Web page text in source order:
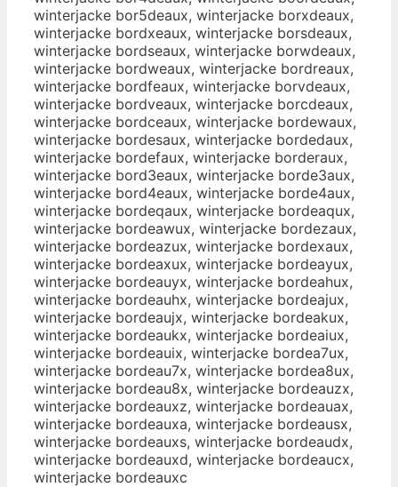
winterjacke bor5deaux, winterjacke borxdeaux,
winterjacke bordxeaux, winterjacke borsdeaux,
winterjacke bordseaux, winterjacke borwdeaux,
winterjacke bordweaux, winterjacke bordreaux,
winterjacke bordfeaux, winterjacke borvdeaux,
winterjacke bordveaux, winterjacke borcdeaux,
winterjacke bordceaux, winterjacke bordewaux,
winterjacke bordesaux, winterjacke bordedaux,
winterjacke bordefaux, winterjacke borderaux,
winterjacke bord3eaux, winterjacke borde3aux,
winterjacke bord4eaux, winterjacke borde4aux,
winterjacke bordeqaux, winterjacke bordeaqux,
winterjacke bordeawux, winterjacke bordezaux,
winterjacke bordeazux, winterjacke bordexaux,
winterjacke bordeaxux, winterjacke bordeayux,
winterjacke bordeauyx, winterjacke bordeahux,
winterjacke bordeauhx, winterjacke bordeajux,
winterjacke bordeaujx, winterjacke bordeakux,
winterjacke bordeaukx, winterjacke bordeaiux,
winterjacke bordeauix, winterjacke bordea7ux,
winterjacke bordeau7x, winterjacke bordea8ux,
winterjacke bordeau8x, winterjacke bordeauzx,
winterjacke bordeauxz, winterjacke bordeauax,
winterjacke bordeauxa, winterjacke bordeausx,
winterjacke bordeauxs, winterjacke bordeaudx,
winterjacke bordeauxd, winterjacke bordeaucx,
winterjacke bordeauxc